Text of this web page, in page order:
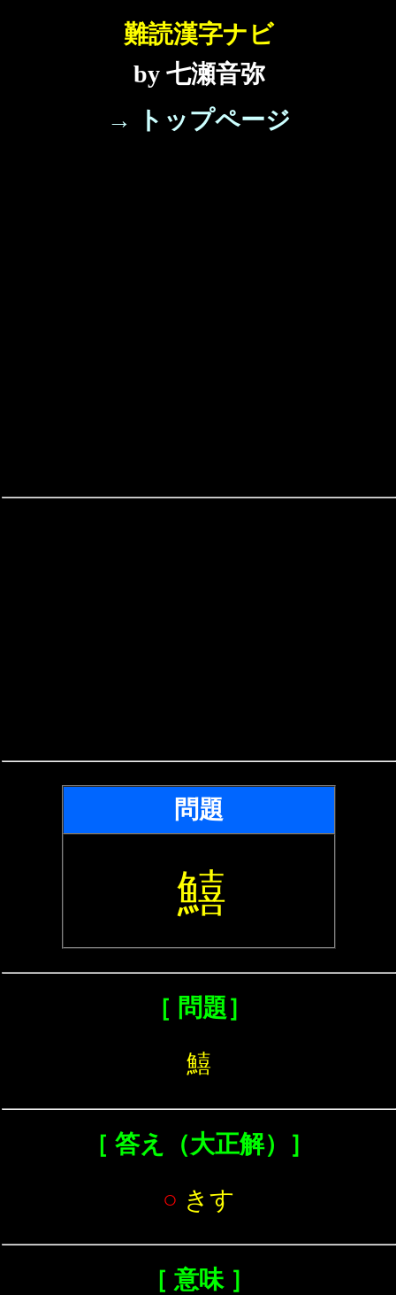
難読漢字ナビ
by 七瀬音弥
→ トップページ
問題
鱚
［ 問題］
鱚
［ 答え（大正解）］
○ きす
［ 意味 ］